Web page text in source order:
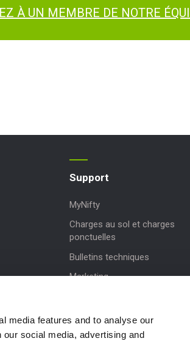
media features and to analyse our
social media, advertising and
À UN MEMBRE DE NOTRE
Support
MyNifty
Charges au sol et charges
ponctuelles
Bulletins techniques
Marketing
Assistance de Niftylink
NiftyPRO